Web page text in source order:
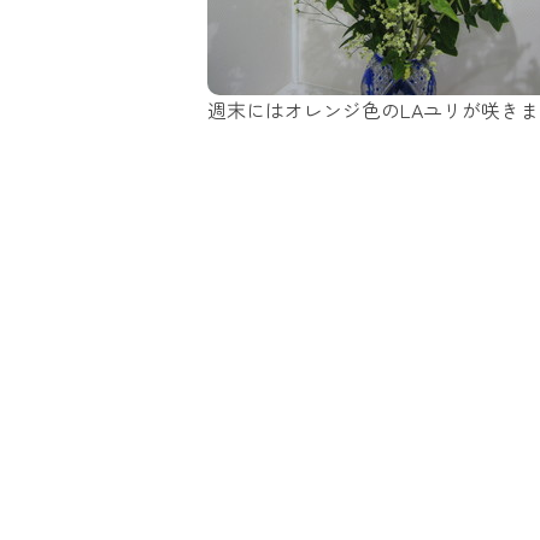
週末にはオレンジ色のLAユリが咲き